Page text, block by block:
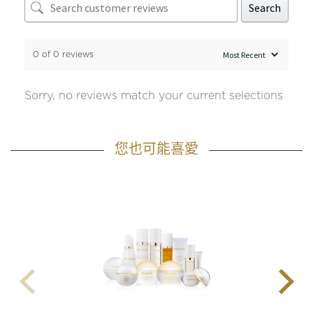
Search
0 of 0 reviews
Sorry, no reviews match your current selections
您也可能喜愛